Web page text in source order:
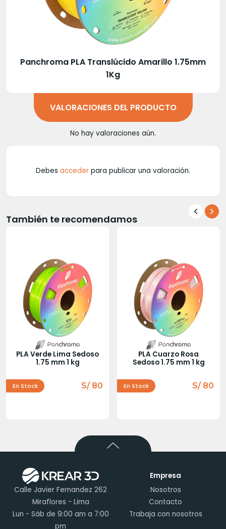
Panchroma PLA Translúcido Amarillo 1.75mm
1Kg
VALORACIONES DEL PRODUCTO
No hay valoraciones aún.
Debes acceder para publicar una valoración.
También te recomendamos
PLA Verde Lima Sedoso
1.75 mm 1 kg
En Stock S/ 80
PLA Cuarzo Rosa
Sedoso 1.75 mm 1 kg
En Stock S/ 80
Calle Javier Fernandez 262
Miraflores - Lima
Lun - Sáb de 9:00 am a 7:00
pm
Empresa
Nosotros
Contacto
Trabaja con nosotros